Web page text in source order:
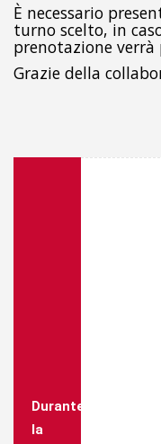
È necessario
turno scelto, in
prenotazione verrà
Grazie della
Durante
la